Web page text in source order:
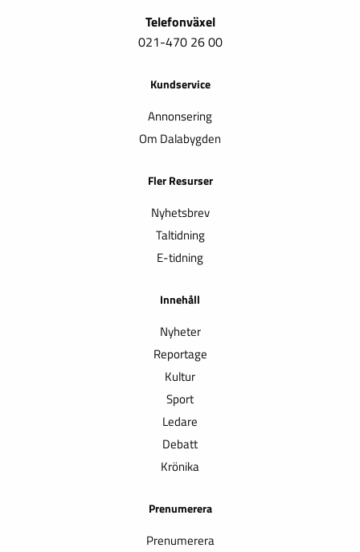
Telefonväxel
021-470 26 00
Kundservice
Annonsering
Om Dalabygden
Fler Resurser
Nyhetsbrev
Taltidning
E-tidning
Innehåll
Nyheter
Reportage
Kultur
Sport
Ledare
Debatt
Krönika
Prenumerera
Prenumerera